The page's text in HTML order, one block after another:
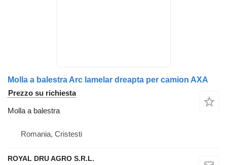
Molla a balestra Arc lamelar dreapta per camion AXA
Prezzo su richiesta
Molla a balestra
Romania, Cristesti
ROYAL DRU AGRO S.R.L.